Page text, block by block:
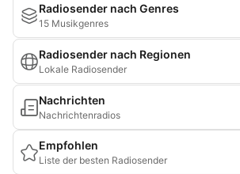
Radiosender nach Genres
15 Musikgenres
Radiosender nach Regionen
Lokale Radiosender
Nachrichten
Nachrichtenradios
Empfohlen
Liste der besten Radiosender